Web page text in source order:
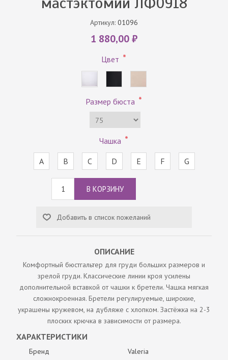
Артикул: 01096
1 880,00 ₽
Цвет *
Размер бюста *
Чашка *
A B C D E F G
ОПИСАНИЕ
Комфортный бюстгальтер для груди больших размеров и
зрелой груди. Классические линии кроя усилены
дополнительной вставкой от чашки к бретели. Чашка мягкая
сложнокроенная. Бретели регулируемые, широкие,
украшены кружевом, на дубляже с хлопком. Застёжка на 2-3
плоских крючка в зависимости от размера.
ХАРАКТЕРИСТИКИ
Бренд
Valeria